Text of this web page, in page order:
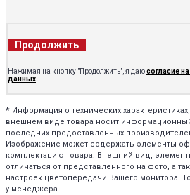
Продолжить
Нажимая на кнопку "Продолжить", я даюсогласие
данных
* Информация о технических
внешнем виде товара носит
последних предоставленных
Изображение может содержать элементы
комплектацию товара. Внешний вид,
отличаться от представленного на фото, а
настроек цветопередачи Вашего монитора.
у менеджера.